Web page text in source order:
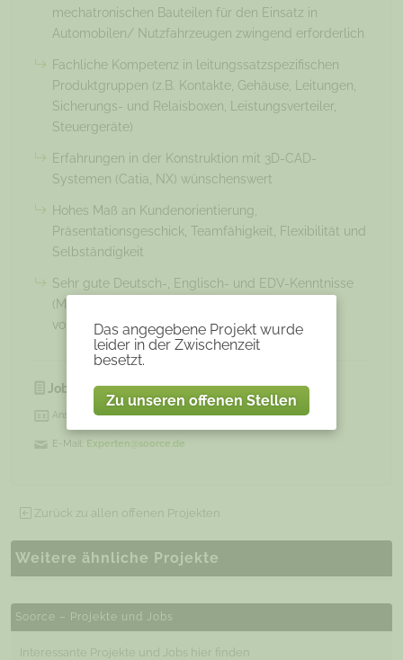
Das angegebene Projekt wurde
leider in der Zwischenzeit
besetzt.
Zu unseren offenen Stellen
mechatronischen Bauteilen für den Einsatz in
Automobilen/ Nutzfahrzeugen zwingend erforderlich
Fachliche Kompetenz in leitungssatzspezifischen
Produktgruppen (z.B. Kontakte, Gehäuse, Leitungen,
Sicherungs- und Relaisboxen, Leistungsverteiler,
Steuergeräte)
Erfahrungen in der Konstruktion mit 3D-CAD-
Systemen (Catia, NX) wünschenswert
Hohes Maß an Kundenorientierung,
Präsentationsgeschick, Teamfähigkeit, Flexibilität und
Selbständigkeit
Sehr gute Deutsch-, Englisch- und EDV-Kenntnisse
(MS Office), weitere Fremdsprachenkenntnisse
vorteilhaft
JobNr: 3551
Ansprechpartner:
E-Mail: Experten@soorce.de
Zurück zu allen offenen Projekten
Weitere ähnliche Projekte
Soorce – Projekte und Jobs
Interessante Projekte und Jobs hier finden